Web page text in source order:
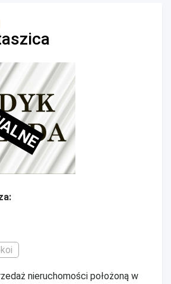
nieruchomości położoną w